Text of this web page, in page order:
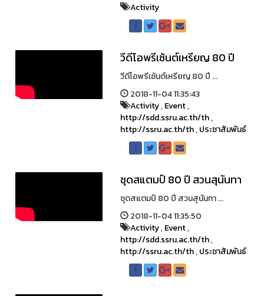
Activity
วีดีโอพรีเซ้นต์เหรียญ 80 ปี
วีดีโอพรีเซ้นต์เหรียญ 80 ปี ...
2018-11-04 11:35:43
Activity,Event,
http://sdd.ssru.ac.th/th,
http://ssru.ac.th/th,ประชาสัมพันธ์
ชุดสแตมป์ 80 ปี สวนสุนันทา
ชุดสแตมป์ 80 ปี สวนสุนันทา ...
2018-11-04 11:35:50
Activity,Event,
http://sdd.ssru.ac.th/th,
http://ssru.ac.th/th,ประชาสัมพันธ์